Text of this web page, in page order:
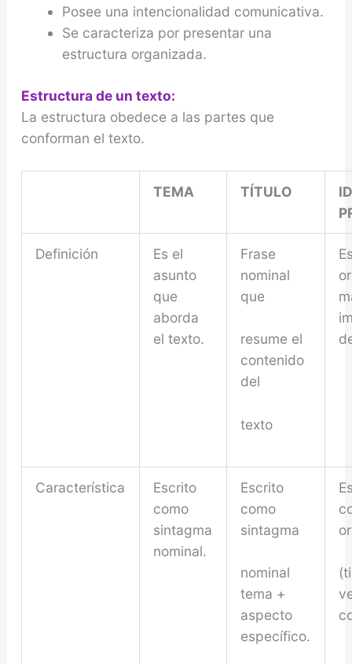
Posee una intencionalidad comunicativa.
Se caracteriza por presentar una
estructura organizada.
Estructura de un texto:
La estructura obedece a las partes que
conforman el texto.
TEMA TÍTULO
Definición
Es el
asunto
que
aborda
el texto.
Frase
nominal
que
resume el
contenido
del
texto
Característica
Escrito
como
sintagma
nominal.
Escrito
como
sintagma
nominal
tema +
aspecto
específico.